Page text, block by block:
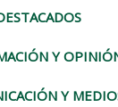
Y
Y